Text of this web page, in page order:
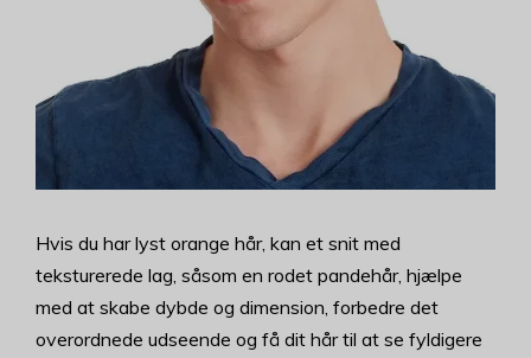
Hvis du har lyst orange hår, kan et snit med
teksturerede lag, såsom en rodet pandehår, hjælpe
med at skabe dybde og dimension, forbedre det
overordnede udseende og få dit hår til at se fyldigere